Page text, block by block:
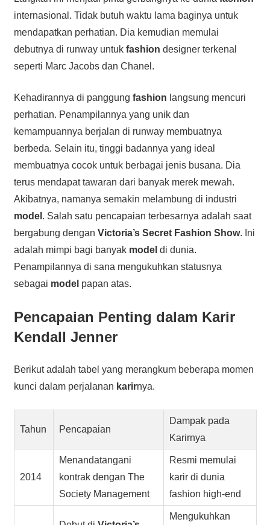
internasional. Tidak butuh waktu lama baginya untuk
mendapatkan perhatian. Dia kemudian memulai
debutnya di runway untuk fashion designer terkenal
seperti Marc Jacobs dan Chanel.
Kehadirannya di panggung fashion langsung mencuri
perhatian. Penampilannya yang unik dan
kemampuannya berjalan di runway membuatnya
berbeda. Selain itu, tinggi badannya yang ideal
membuatnya cocok untuk berbagai jenis busana. Dia
terus mendapat tawaran dari banyak merek mewah.
Akibatnya, namanya semakin melambung di industri
model . Salah satu pencapaian terbesarnya adalah saat
bergabung dengan Victoria’s Secret Fashion Show. Ini
adalah mimpi bagi banyak model di dunia.
Penampilannya di sana mengukuhkan statusnya
sebagai model papan atas.
Pencapaian Penting dalam Karir
Kendall Jenner
Berikut adalah tabel yang merangkum beberapa momen
kunci dalam perjalanan karirnya.
Tahun Pencapaian
Dampak pada
Karirnya
2014
Menandatangani
kontrak dengan The
Society Management
Resmi memulai
karir di dunia
fashion high-end
Mengukuhkan